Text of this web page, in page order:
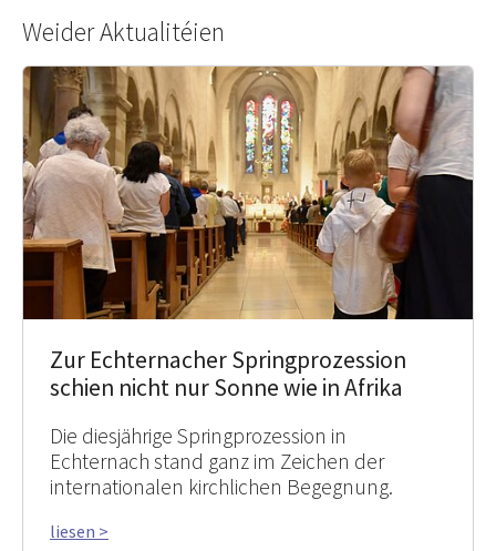
Weider Aktualitéien
Zur Echternacher Springprozession
schien nicht nur Sonne wie in Afrika
Die diesjährige Springprozession in
Echternach stand ganz im Zeichen der
internationalen kirchlichen Begegnung.
liesen >